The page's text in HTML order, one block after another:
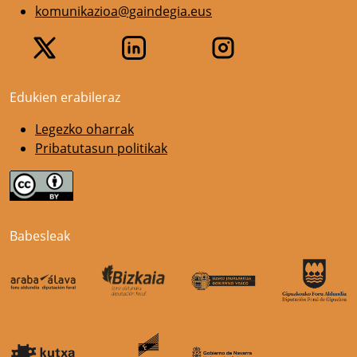
komunikazioa@gaindegia.eus
Edukien erabileraz
Legezko oharrak
Pribatutasun politikak
Babesleak